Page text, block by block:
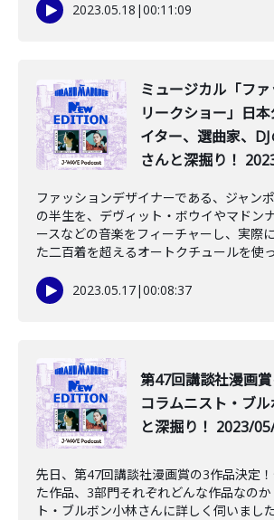
2023.05.18 |00:11:09
ミュージカル「フ
リークショー」日
イター、選曲家、
さんと深掘り！
ファッションデザイナーである、ジャン
の半生を、デヴィット・ボウイやマドン
ースなどの音楽をフィーチャーし、実際
た二百着を超えるオートクチュールを使
2023.05.17|00:08:37
第47回講談社漫画
コラムニスト・ブ
と深掘り！ 2023/
先日、第47回講談社漫画賞の3作品決定
た作品、3部門それぞれどんな作品なの
ト・ブルボン小林さんに詳しく伺いまし